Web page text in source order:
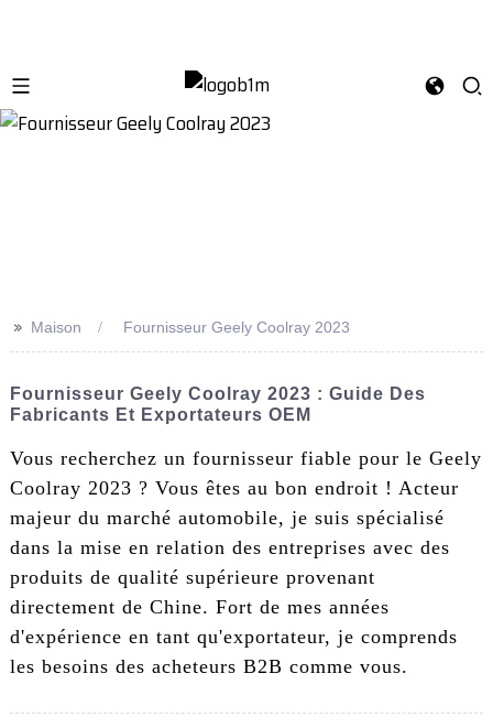
>> Maison Fournisseur Geely Coolray 2023
Fournisseur Geely Coolray 2023 : Guide Des
Fabricants Et Exportateurs OEM
Vous recherchez un fournisseur fiable pour le Geely
Coolray 2023 ? Vous êtes au bon endroit ! Acteur
majeur du marché automobile, je suis spécialisé
dans la mise en relation des entreprises avec des
produits de qualité supérieure provenant
directement de Chine. Fort de mes années
d'expérience en tant qu'exportateur, je comprends
les besoins des acheteurs B2B comme vous.